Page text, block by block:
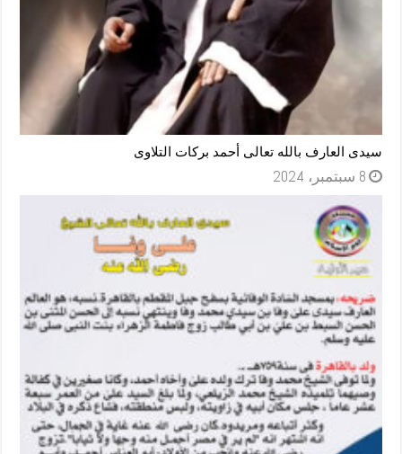
سيدى العارف بالله تعالى أحمد بركات التلاوى
8 سبتمبر، 2024